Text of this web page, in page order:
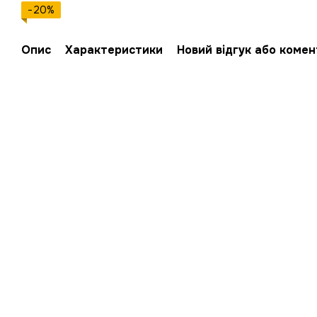
−20%
Опис Характеристики Новий відгук або